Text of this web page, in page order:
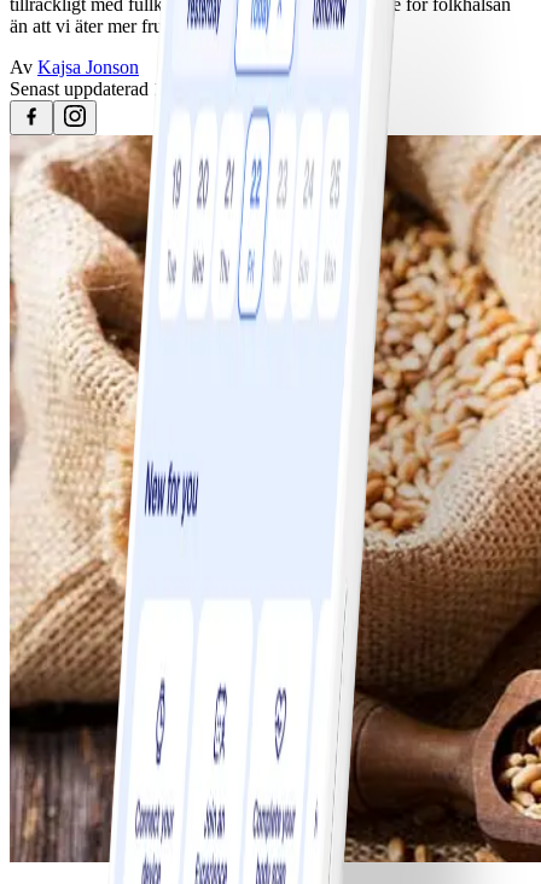
än att vi äter mer frukt och grönt.
Av Kajsa Jonson
Senast uppdaterad 15 februari 2024